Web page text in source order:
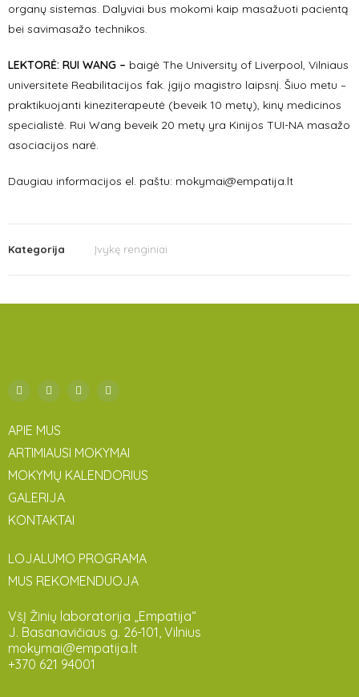
organų sistemas. Dalyviai bus mokomi kaip masažuoti pacientą
bei savimasažo technikos.
LEKTORĖ: RUI WANG – baigė The University of Liverpool, Vilniaus
universitete Reabilitacijos fak. įgijo magistro laipsnį. Šiuo metu –
praktikuojanti kineziterapeutė (beveik 10 metų), kinų medicinos
specialistė. Rui Wang beveik 20 metų yra Kinijos TUI-NA masažo
asociacijos narė.
Daugiau informacijos el. paštu: mokymai@empatija.lt
Kategorija Įvykę renginiai
APIE MUS
ARTIMIAUSI MOKYMAI
MOKYMŲ KALENDORIUS
GALERIJA
KONTAKTAI
LOJALUMO PROGRAMA
MUS REKOMENDUOJA
VšĮ Žinių laboratorija „Empatija“
J. Basanavičiaus g. 26-101, Vilnius
mokymai@empatija.lt
+370 621 94001